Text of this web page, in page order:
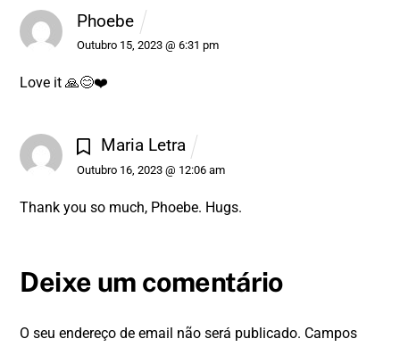
Phoebe
Outubro 15, 2023 @ 6:31 pm
Love it 🙏😊❤️
Maria Letra
Outubro 16, 2023 @ 12:06 am
Thank you so much, Phoebe. Hugs.
Deixe um comentário
O seu endereço de email não será publicado. Campos